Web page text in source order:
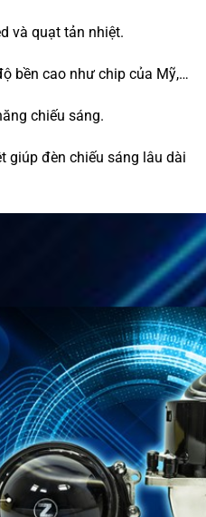
và quạt tản nhiệt.
bền cao như chip của Mỹ,…
chiếu sáng.
giúp đèn chiếu sáng lâu dài